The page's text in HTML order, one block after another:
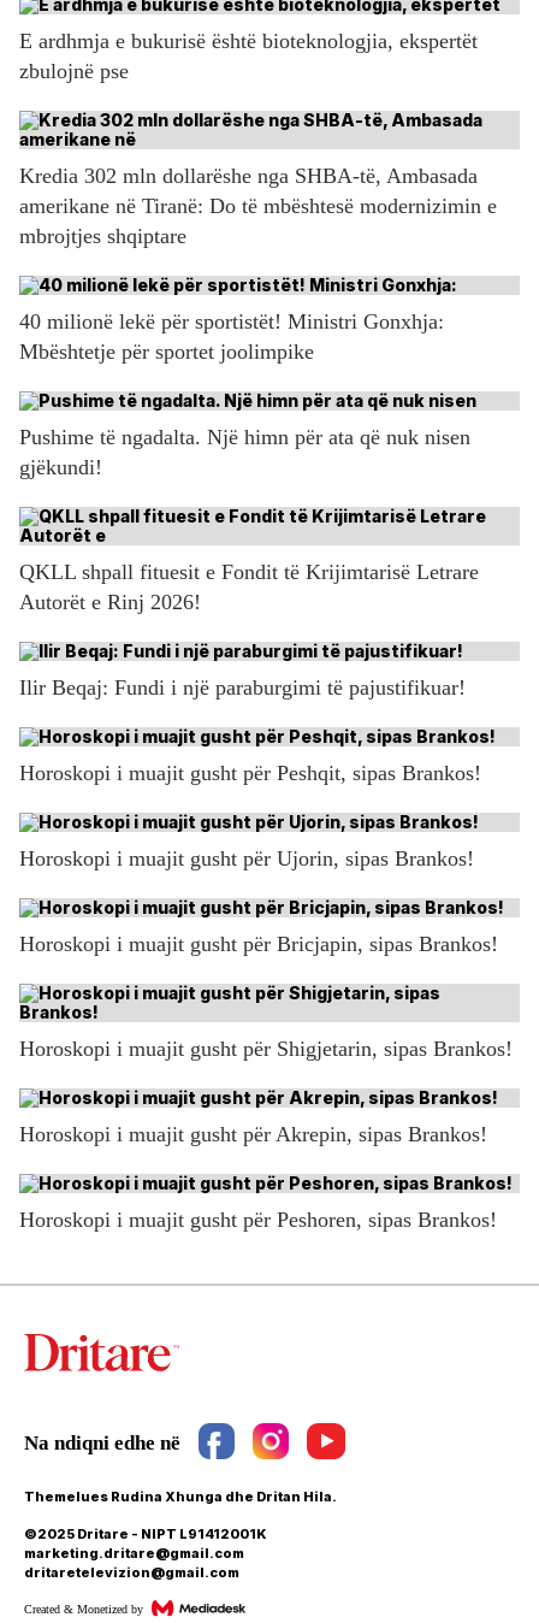
E ardhmja e bukurisë është bioteknologjia, ekspertët
zbulojnë pse
Kredia 302 mln dollarëshe nga SHBA-të, Ambasada
amerikane në Tiranë: Do të mbështesë modernizimin e
mbrojtjes shqiptare
40 milionë lekë për sportistët! Ministri Gonxhja:
Mbështetje për sportet joolimpike
Pushime të ngadalta. Një himn për ata që nuk nisen
gjëkundi!
QKLL shpall fituesit e Fondit të Krijimtarisë Letrare
Autorët e Rinj 2026!
Ilir Beqaj: Fundi i një paraburgimi të pajustifikuar!
Horoskopi i muajit gusht për Peshqit, sipas Brankos!
Horoskopi i muajit gusht për Ujorin, sipas Brankos!
Horoskopi i muajit gusht për Bricjapin, sipas Brankos!
Horoskopi i muajit gusht për Shigjetarin, sipas Brankos!
Horoskopi i muajit gusht për Akrepin, sipas Brankos!
Horoskopi i muajit gusht për Peshoren, sipas Brankos!
Themelues Rudina Xhunga dhe Dritan Hila.
©2025 Dritare - NIPT L91412001K
marketing.dritare@gmail.com
dritaretelevizion@gmail.com
Created & Monetized by